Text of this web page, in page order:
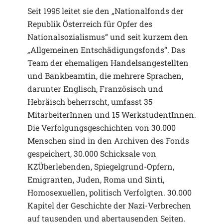
Seit 1995 leitet sie den „Nationalfonds der
Republik Österreich für Opfer des
Nationalsozialismus“ und seit kurzem den
„Allgemeinen Entschädigungsfonds“. Das
Team der ehemaligen Handelsangestellten
und Bankbeamtin, die mehrere Sprachen,
darunter Englisch, Französisch und
Hebräisch beherrscht, umfasst 35
MitarbeiterInnen und 15 WerkstudentInnen.
Die Verfolgungsgeschichten von 30.000
Menschen sind in den Archiven des Fonds
gespeichert, 30.000 Schicksale von
KZÜberlebenden, Spiegelgrund-Opfern,
Emigranten, Juden, Roma und Sinti,
Homosexuellen, politisch Verfolgten. 30.000
Kapitel der Geschichte der Nazi-Verbrechen
auf tausenden und abertausenden Seiten.